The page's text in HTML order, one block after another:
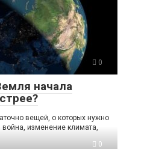
0
начала
вещей, о которых нужно
изменение климата,
0